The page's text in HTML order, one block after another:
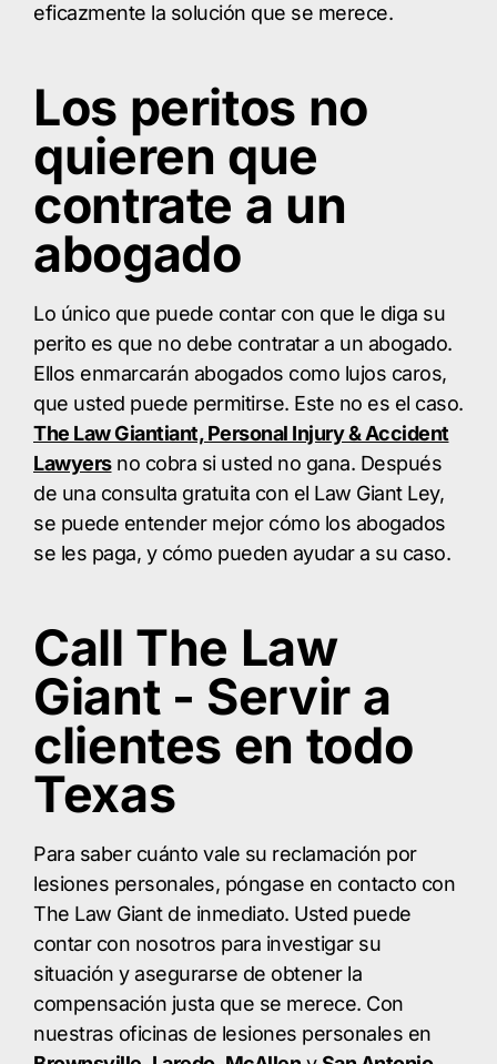
eficazmente la solución que se merece.
Los peritos no
quieren que
contrate a un
abogado
Lo único que puede contar con que le diga su
perito es que no debe contratar a un abogado.
Ellos enmarcarán abogados como lujos caros,
que usted puede permitirse. Este no es el caso.
The Law Giantiant, Personal Injury & Accident
Lawyersno cobra si usted no gana. Después
de una consulta gratuita con el Law Giant Ley,
se puede entender mejor cómo los abogados
se les paga, y cómo pueden ayudar a su caso.
Call The Law
Giant - Servir a
clientes en todo
Texas
Para saber cuánto vale su reclamación por
lesiones personales, póngase en contacto con
The Law Giant de inmediato. Usted puede
contar con nosotros para investigar su
situación y asegurarse de obtener la
compensación justa que se merece. Con
nuestras oficinas de lesiones personales en